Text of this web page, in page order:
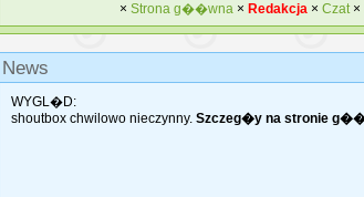
× Strona g��wna × Redakcja × Czat×
News
WYGL�D:
shoutbox chwilowo nieczynny. Szczeg�y na stronie